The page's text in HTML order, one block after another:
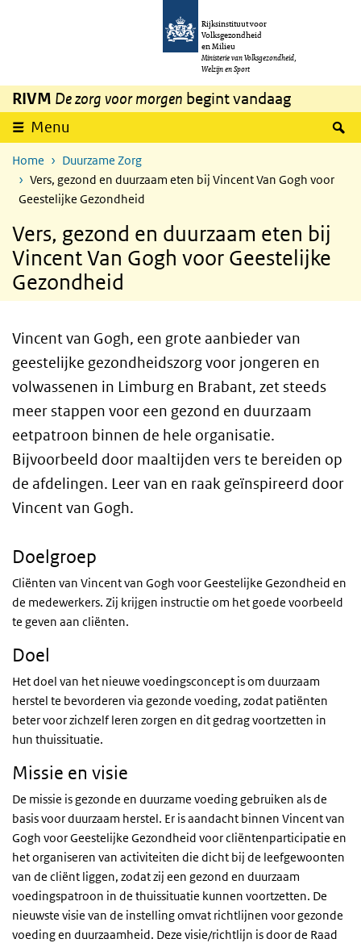
Overslaan en naar de inhoud gaan
Rijksinstituut voor
Volksgezondheid
en Milieu
Ministerie van Volksgezondheid,
Welzijn en Sport
RIVM De zorg voor morgen begint vandaag
Menu
Home
Duurzame Zorg
Vers, gezond en duurzaam eten bij Vincent Van Gogh voor
Geestelijke Gezondheid
Vers, gezond en duurzaam eten bij
Vincent Van Gogh voor Geestelijke
Gezondheid
Vincent van Gogh, een grote aanbieder van
geestelijke gezondheidszorg voor jongeren en
volwassenen in Limburg en Brabant, zet steeds
meer stappen voor een gezond en duurzaam
eetpatroon binnen de hele organisatie.
Bijvoorbeeld door maaltijden vers te bereiden op
de afdelingen. Leer van en raak geïnspireerd door
Vincent van Gogh.
Doelgroep
Cliënten van Vincent van Gogh voor Geestelijke Gezondheid en
de medewerkers. Zij krijgen instructie om het goede voorbeeld
te geven aan cliënten.
Doel
Het doel van het nieuwe voedingsconcept is om duurzaam
herstel te bevorderen via gezonde voeding, zodat patiënten
beter voor zichzelf leren zorgen en dit gedrag voortzetten in
hun thuissituatie.
Missie en visie
De missie is gezonde en duurzame voeding gebruiken als de
basis voor duurzaam herstel. Er is aandacht binnen Vincent van
Gogh voor Geestelijke Gezondheid voor cliëntenparticipatie en
het organiseren van activiteiten die dicht bij de leefgewoonten
van de cliënt liggen, zodat zij een gezond en duurzaam
voedingspatroon in de thuissituatie kunnen voortzetten. De
nieuwste visie van de instelling omvat richtlijnen voor gezonde
voeding en duurzaamheid. Deze visie/richtlijn is door de Raad